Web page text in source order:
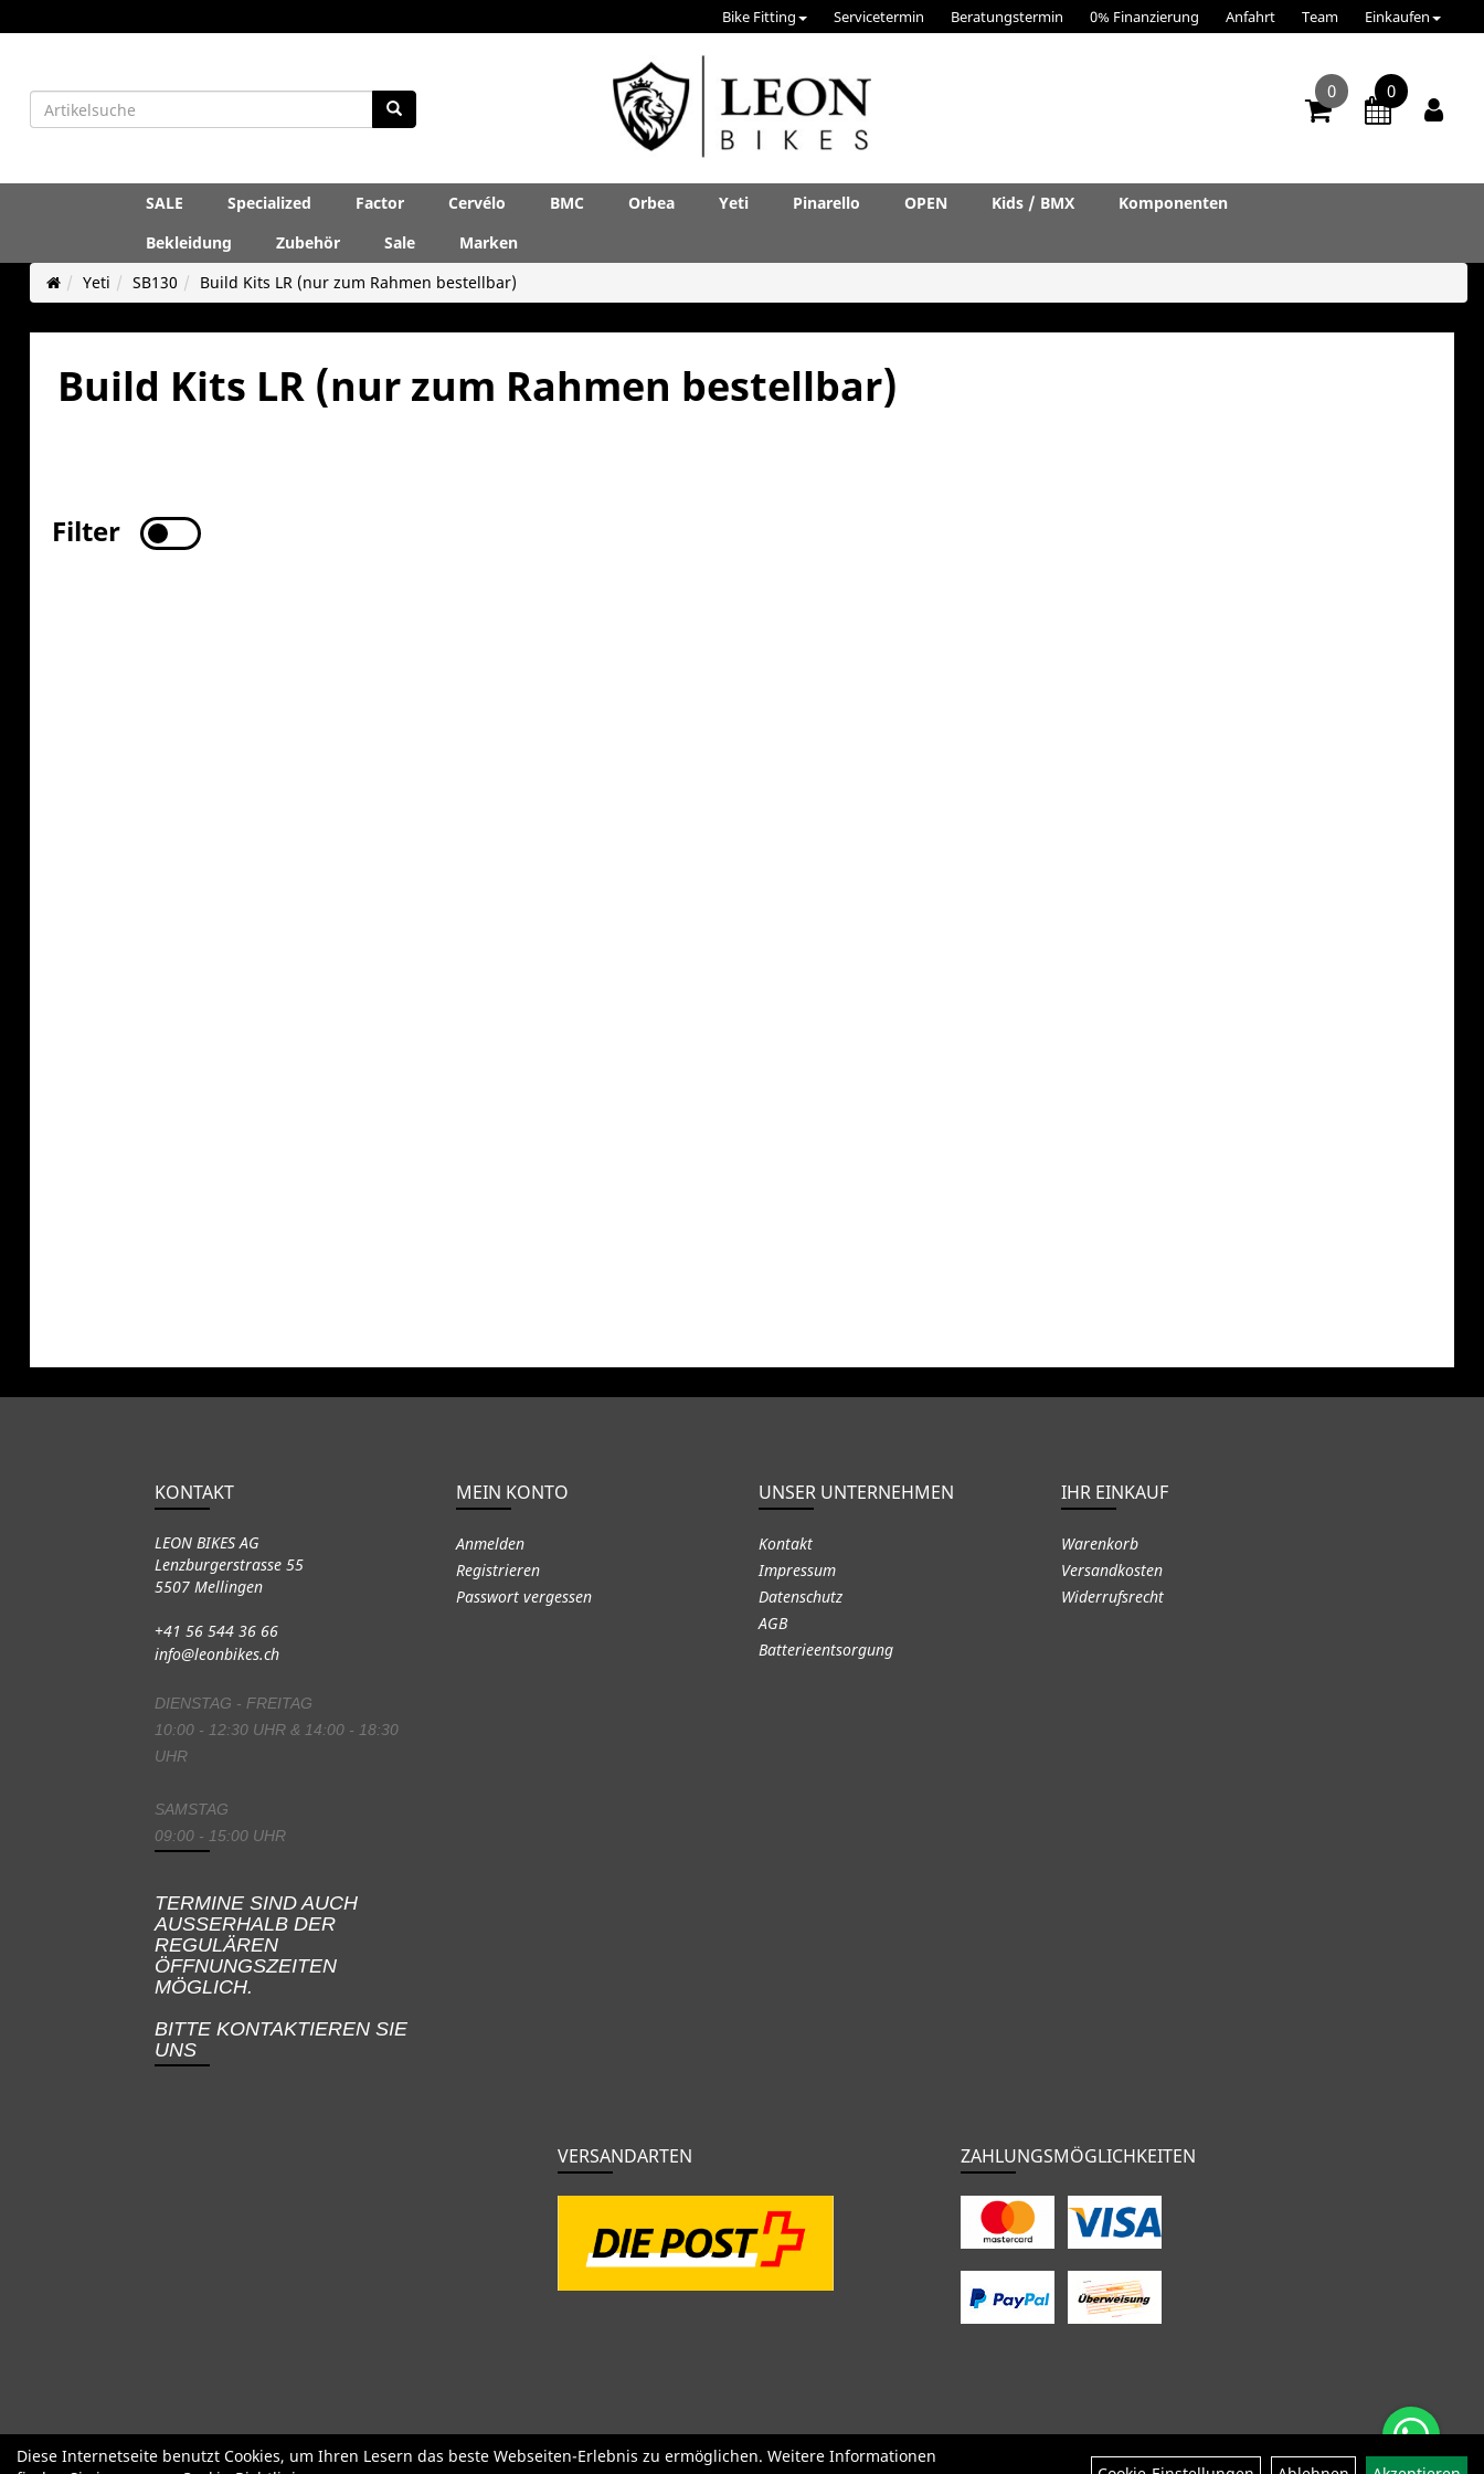
Bike Fitting Servicetermin Beratungstermin 0% Finanzierung Anfahrt Team Einkaufen
0 0
SALE Specialized Factor Cervélo BMC Orbea Yeti Pinarello OPEN Kids / BMX
Komponenten
Bekleidung
Zubehör Sale
Marken
Yeti
SB130 Build Kits LR (nur zum Rahmen bestellbar)
Build Kits LR (nur zum Rahmen bestellbar)
Filter
KONTAKT
LEON BIKES AG
Lenzburgerstrasse 55
5507 Mellingen
+41 56 544 36 66
info@leonbikes.ch
DIENSTAG - FREITAG
10:00 - 12:30 UHR & 14:00 - 18:30
UHR
SAMSTAG
09:00 - 15:00 UHR
TERMINE SIND AUCH
AUSSERHALB DER
REGULÄREN
ÖFFNUNGSZEITEN
MÖGLICH.
BITTE KONTAKTIEREN SIE
UNS
MEIN KONTO
Anmelden
Registrieren
Passwort vergessen
UNSER UNTERNEHMEN
Kontakt
Impressum
Datenschutz
AGB
Batterieentsorgung
IHR EINKAUF
Warenkorb
Versandkosten
Widerrufsrecht
VERSANDARTEN ZAHLUNGSMÖGLICHKEITEN
SALE Specialized Factor Cervélo BMC Orbea Pinarello OPEN Kids / BMX
Diese Internetseite benutzt Cookies, um Ihren Lesern das beste Webseiten-Erlebnis zu ermöglichen. Weitere Informationen